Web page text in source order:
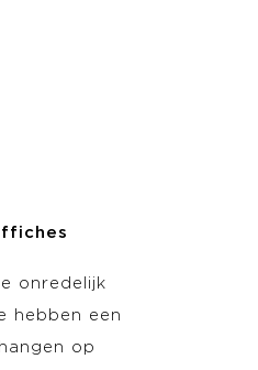
onredelijk
hebben een
op